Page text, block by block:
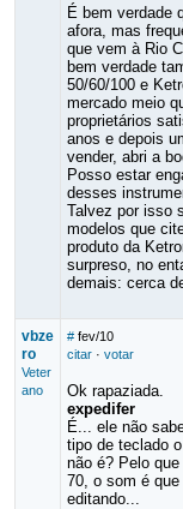
É bem verdade
afora, mas
que vem à Rio
bem verdade
50/60/100 e
mercado meio
proprietários
anos e depois
vender, abri a
Posso estar
desses
Talvez por isso
modelos que
produto da
surpreso, no
demais: cerca
vbze
ro
Veter
ano
# fev/10
citar· votar
Ok rapaziada.
expedifer
É... ele não
tipo de teclado
não é? Pelo
70, o som é
editando...